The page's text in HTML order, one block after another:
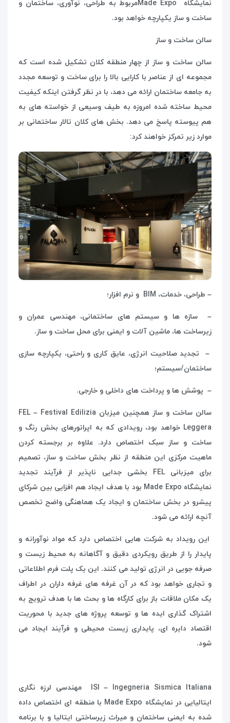
نمایشگاه Made Expoمربوط به طراحی، نوآوری، ساختمان و
ساخت و ساز یکپارچه خواهد بود.
سالن ساخت و ساز
سالن ساخت و ساز از چهار منطقه کلان تشکیل شده است که
مجموعه ای از عناصر با کارایی بالا را برای ساخت و توسعه مجدد
به جامعه ساختمان ارائه می دهد، با در نظر گرفتن اینکه کیفیت
محیط ساخته شده امروزه به طیف وسیعی از خواسته های به
هم پیوسته پاسخ می دهد. بخش های کلان تالار ساختمانی بر
موارد زیر تمرکز خواهند کرد:
– طراحی، خدمات، BIM و نرم افزار؛
– سازه ها و سیستم های ساختمانی، مهندسی عمران و
زیرساخت ها، ماشین آلات و ایمنی برای محل ساخت و ساز.
– تجدید صلاحیت انرژی، عایق کاری و راحتی، یکپارچه سازی
ساختمان/سیستم؛
– پوشش ها و پرداخت های داخلی و خارجی.
سالن ساخت و ساز همچنین میزبان FEL – Festival Edilizia
Leggera خواهد بود، رویدادی که به اپراتورهای بخش رنگ و
ساخت و ساز سبک اختصاص دارد. علاوه بر برجسته کردن
ماهیت مرکزی این منطقه از نظر بخش ساخت و ساز، تصمیم
برای میزبانیFEL بخشی جدایی ناپذیر از فرآیند تجدید
نمایشگاه Made Expo بود با هدف ایجاد هم افزایی بین شرکای
پیشرو در بخش ساختمان و ایجاد یک هماهنگی واضح تخصص
آنچه ارائه می شود.
این رویداد به شرکت هایی اختصاص دارد که مواد نوآورانه و
پایدار را از طریق رویکردی دقیق و آگاهانه به محیط زیست و
صرفه جویی در انرژی تولید می کنند. این یک پلت فرم اطلاعاتی
و تجاری خواهد بود که در آن غرفه های غرفه داران در اطراف
یک مکان ملاقات باز برای کارگاه ها و بحث ها با هدف ترویج به
اشتراک گذاری ایده ها و توسعه پروژه های جدید با محوریت
اقتصاد دایره ای، پایداری زیست محیطی و فرآیند ایجاد می
شود.
ISI – Ingegneria Sismica Italiana مهندسی لرزه نگاری
ایتالیایی در نمایشگاه Made Expo با منطقه ای اختصاص داده
شده به ایمنی ساختمان و میراث زیرساختی ایتالیا و با برنامه